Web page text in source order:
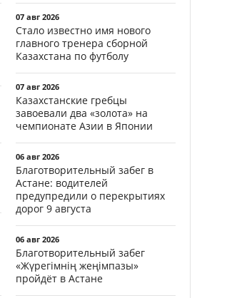
07 авг 2026
Стало известно имя нового
главного тренера сборной
Казахстана по футболу
07 авг 2026
Казахстанские гребцы
завоевали два «золота» на
чемпионате Азии в Японии
06 авг 2026
Благотворительный забег в
Астане: водителей
предупредили о перекрытиях
дорог 9 августа
06 авг 2026
Благотворительный забег
«Жүрегімнің жеңімпазы»
пройдёт в Астане